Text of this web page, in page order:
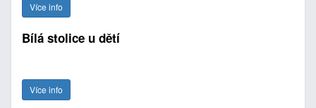
Více info
Bílá stolice u dětí
Více info